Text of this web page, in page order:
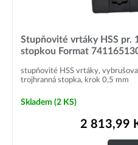
Stupňovité vrtáky HSS pr.
stopkou Format
stupňovité HSS vrtáky,
trojhranná stopka, krok 0,5 mm
Skladem (2 KS)
2 813,99